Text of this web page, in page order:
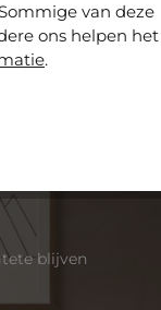
blijven
van deze
ons helpen het
.